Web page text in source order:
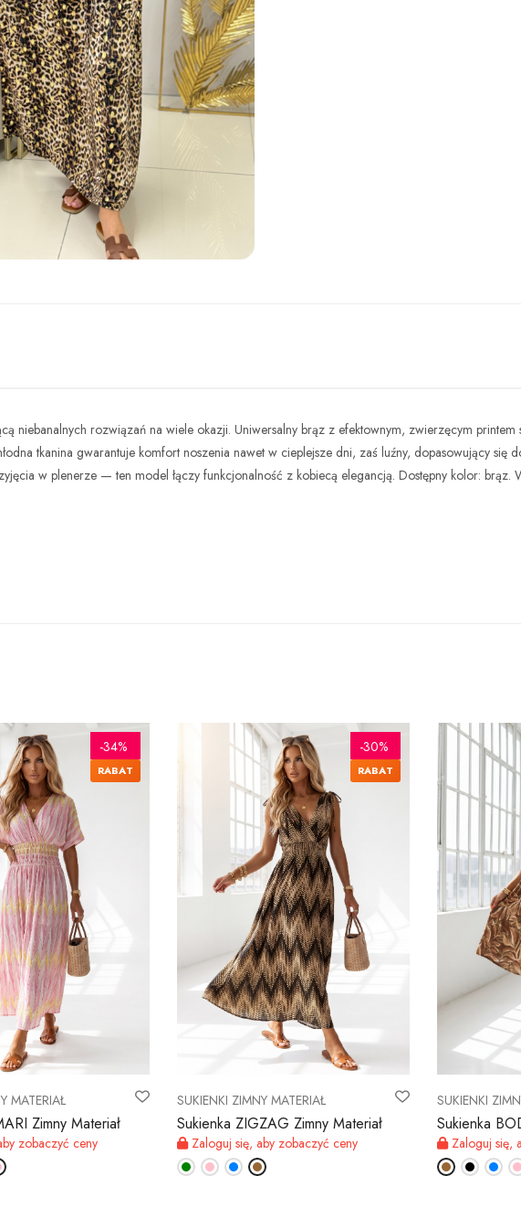
niebanalnych rozwiązań na wiele okazji. Uniwersalny brąz z efektownym, zwierzęcym
tkanina gwarantuje komfort noszenia nawet w cieplejsze dni, zaś luźny, dopasowujący się
w plenerze — ten model łączy funkcjonalność z kobiecą elegancją. Dostępny kolor:
MATERIAŁ
Zimny Materiał
zobaczyć ceny
-34%
RABAT
SUKIENKI ZIMNY MATERIAŁ
Sukienka ZIGZAG Zimny Materiał
Zaloguj się, aby zobaczyć ceny
-30%
RABAT
SUKIENKI
Sukienka
Zaloguj się,